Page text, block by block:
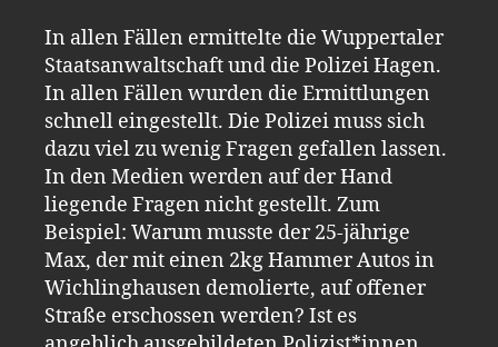
In allen Fällen ermittelte die Wuppertaler
Staatsanwaltschaft und die Polizei Hagen.
In allen Fällen wurden die Ermittlungen
schnell eingestellt. Die Polizei muss sich
dazu viel zu wenig Fragen gefallen lassen.
In den Medien werden auf der Hand
liegende Fragen nicht gestellt. Zum
Beispiel: Warum musste der 25-jährige
Max, der mit einen 2kg Hammer Autos in
Wichlinghausen demolierte, auf offener
Straße erschossen werden? Ist es